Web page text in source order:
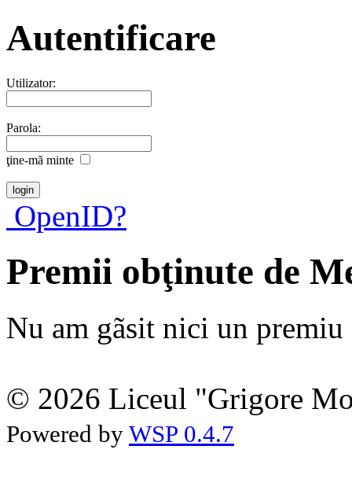
Autentificare
Utilizator:
Parola:
ţine-mã minte
OpenID?
Premii obţinute de
Nu am gãsit nici un premiu
© 2026 Liceul "Grigore
Powered by WSP 0.4.7